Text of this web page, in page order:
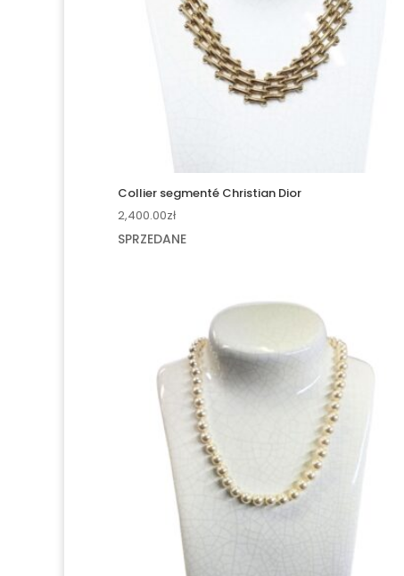
Collier segmenté Christian Dior
2,400.00zł
SPRZEDANE